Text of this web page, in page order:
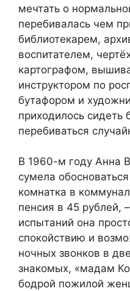
мечтать о
перебивалась чем
библиотекарем,
воспитателем,
картографом,
инструктором по
бутафором и
приходилось сидеть
перебиваться
В 1960-м году Анна
сумела
комнатка в
пенсия в 45 рублей,
испытаний она
спокойствию и
ночных звонков в
знакомых, «мадам
бодрой пожилой